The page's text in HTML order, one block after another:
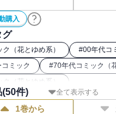
購入
グ
（花とゆめ系） #00年代コ
ミック #70年代コミック（
（花とゆめ系）
全て表示する
(50件)
1巻から